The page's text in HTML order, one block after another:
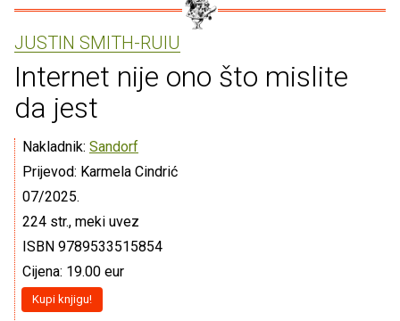
JUSTIN SMITH-RUIU
Internet nije ono što mislite
da jest
Nakladnik: Sandorf
Prijevod: Karmela Cindrić
07/2025.
224 str., meki uvez
ISBN 9789533515854
Cijena: 19.00 eur
Kupi knjigu!